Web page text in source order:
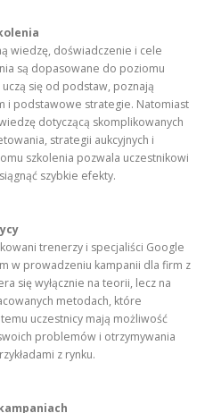
wiedzę, doświadczenie i cele
są dopasowane do poziomu
się od podstaw, poznają
i podstawowe strategie. Natomiast
dotyczącą skomplikowanych
strategii aukcyjnych i
szkolenia pozwala uczestnikowi
szybkie efekty.
trenerzy i specjaliści Google
w prowadzeniu kampanii dla firm z
się wyłącznie na teorii, lecz na
metodach, które
uczestnicy mają możliwość
problemów i otrzymywania
z rynku.